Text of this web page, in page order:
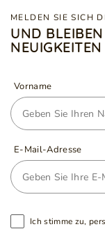
MELDEN SIE SICH
UND
Vorname
E-Mail-Adresse
Ich stimme zu,